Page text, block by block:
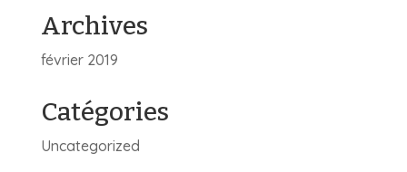
Archives
février 2019
Catégories
Uncategorized